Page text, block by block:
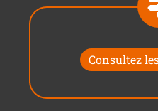
Consultez